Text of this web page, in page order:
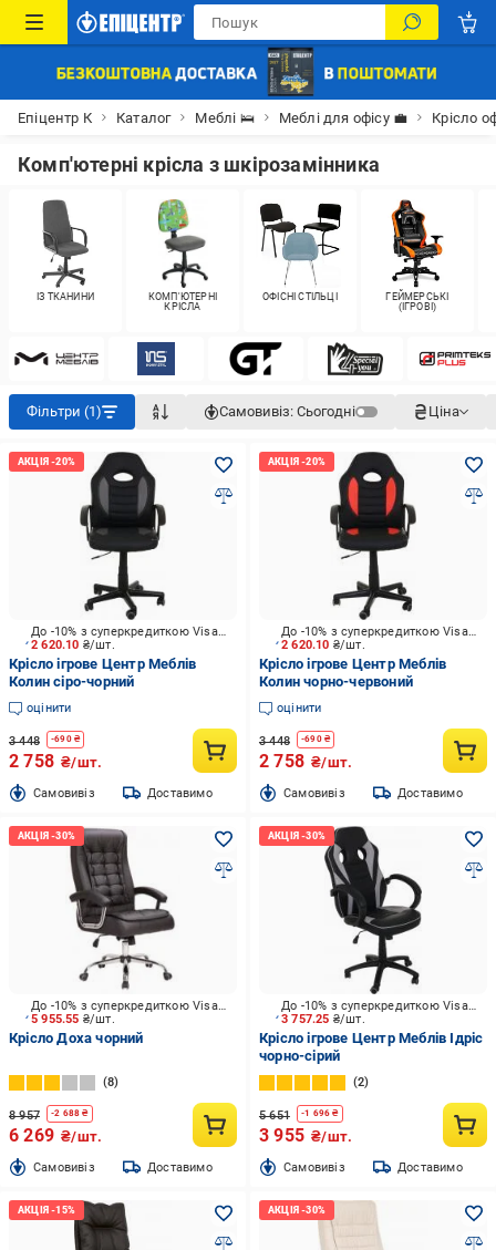
Епіцентр К Каталог Меблі 🛌 Меблі для офісу 💼 Крісло
Комп'ютерні крісла з шкірозамінника
ІЗ ТКАНИНИ
КОМП'ЮТЕРНІ
КРІСЛА
ОФІСНІ СТІЛЬЦІ
ГЕЙМЕРСЬКІ
(ІГРОВІ)
Фільтри (1) Самовивіз: Сьогодні Ціна
2 620.10 ₴/шт.
До -10% з суперкредиткою Visa Вигода
Крісло ігрове Центр Меблів
Колин сіро-чорний
оцінити
3 448 -690₴
2 758 ₴/шт.
Cамовивіз Доставимо
2 620.10 ₴/шт.
До -10% з суперкредиткою Visa Вигода
Крісло ігрове Центр Меблів
Колин чорно-червоний
оцінити
3 448 -690₴
2 758 ₴/шт.
Cамовивіз Доставимо
5 955.55 ₴/шт.
До -10% з суперкредиткою Visa Вигода
Крісло Доха чорний
8
8 957 -2 688 ₴
6 269 ₴/шт.
Cамовивіз Доставимо
3 757.25 ₴/шт.
До -10% з суперкредиткою Visa Вигода
Крісло ігрове Центр Меблів Ідріс
чорно-сірий
2
5 651 -1 696 ₴
3 955 ₴/шт.
Cамовивіз Доставимо